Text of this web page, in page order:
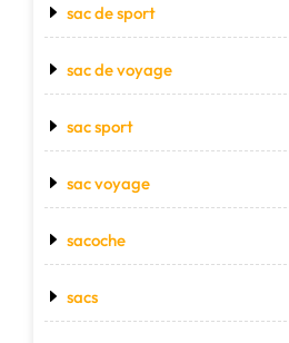
sac de sport
sac de voyage
sac sport
sac voyage
sacoche
sacs